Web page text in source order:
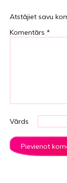
Atstājiet savu
Komentārs *
Vārds